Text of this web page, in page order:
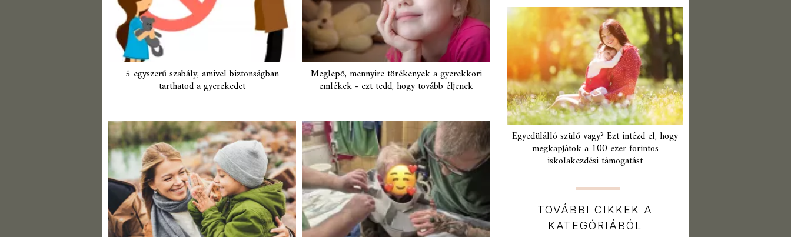
5 egyszerű szabály, amivel biztonságban
tarthatod a gyerekedet
Meglepő, mennyire törékenyek a gyerekkori
emlékek - ezt tedd, hogy tovább éljenek
Egyedülálló szülő vagy? Ezt intézd el, hogy
megkapjátok a 100 ezer forintos
iskolakezdési támogatást
TOVÁBBI CIKKEK A
KATEGÓRIÁBÓL